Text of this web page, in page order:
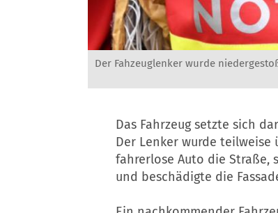
Der Fahzeuglenker wurde
Das Fahrzeug setzte sich
Der Lenker wurde
fahrerlose Auto die Straße,
und beschädigte die